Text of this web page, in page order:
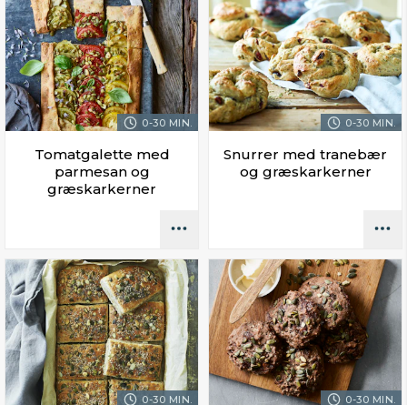
0-30 MIN.
Tomatgalette med
parmesan og
græskarkerner
0-30 MIN.
Snurrer med tranebær
og græskarkerner
0-30 MIN. 0-30 MIN.